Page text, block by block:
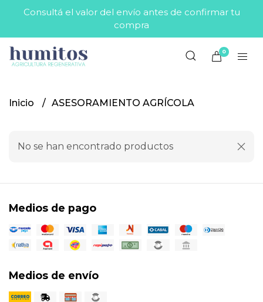
Consultá el valor del envío antes de confirmar tu
compra
0
Inicio ASESORAMIENTO AGRÍCOLA
No se han encontrado productos
Medios de pago
Medios de envío